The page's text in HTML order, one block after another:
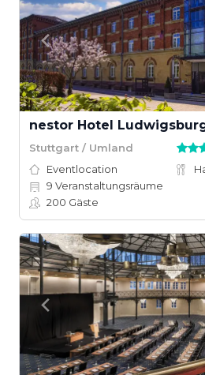
nestor Hotel
Stuttgart / Umland
Eventlocation
9 Veranstaltungsräume
200 Gäste